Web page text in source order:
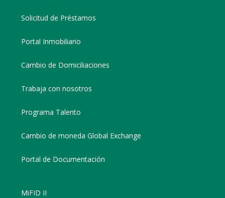
Solicitud de Préstamos
Portal Inmobiliario
Cambio de Domiciliaciones
Trabaja con nosotros
Programa Talento
Cambio de moneda Global Exchange
Portal de Documentación
MiFID II